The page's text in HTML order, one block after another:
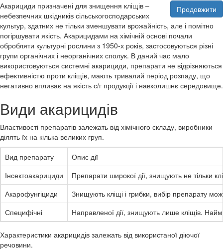
Продовжити
Акарициди призначені для знищення кліщів –
небезпечних шкідників сільськогосподарських
культур, здатних не тільки зменшувати врожайність, але і помітно
погіршувати якість. Акарицидами на хімічній основі почали
обробляти культурні рослини з 1950-х років, застосовуються різні
групи органічних і неорганічних сполук. В даний час мало
використовуються системні акарициди, препарати не відрізняються
ефективністю проти кліщів, мають тривалий період розпаду, що
негативно впливає на якість с/г продукції і навколишнє середовище.
Види акарицидів
Властивості препаратів залежать від хімічного складу, виробники
ділять їх на кілька великих груп.
Вид препарату
Опис дії
Інсектоакарициди
Препарати широкої дії, знищують не тільки
Акарофунгіциди
Знищують кліщі і грибки, вибір препарату
Специфічні
Направленої дії, знищують лише кліщів.
Характеристики акарицидів залежать від використаної діючої
речовини.